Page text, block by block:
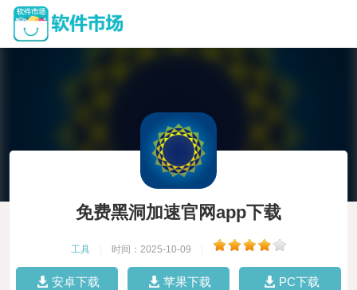
免费黑洞加速官网app下载
工具 时间：2025-10-09
安卓下载 苹果下载 PC下载